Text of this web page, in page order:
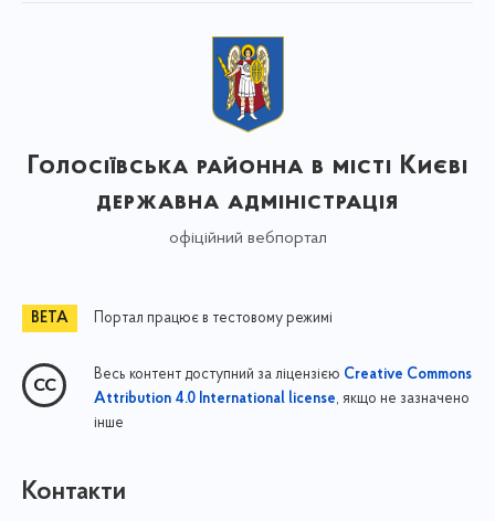
Голосіївська районна в місті Києві
державна адміністрація
офіційний вебпортал
Портал працює в тестовому режимі
Весь контент доступний за ліцензією Creative Commons
Attribution 4.0 International license, якщо не зазначено
інше
Контакти